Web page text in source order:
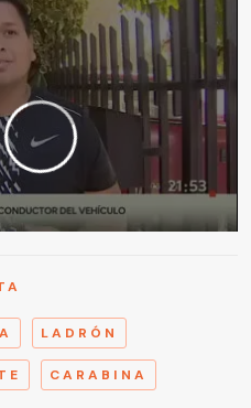
LADRÓN
CARABINA